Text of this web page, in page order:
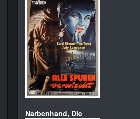
Narbenhand, Die